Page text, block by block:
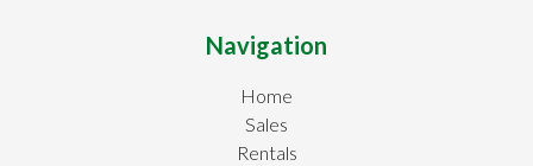
Navigation
Home
Sales
Rentals